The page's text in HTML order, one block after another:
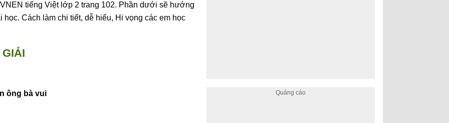
tiếng Việt lớp 2 trang 102. Phần dưới sẽ hướng
Cách làm chi tiết, dễ hiểu, Hi vọng các em học
ông bà vui